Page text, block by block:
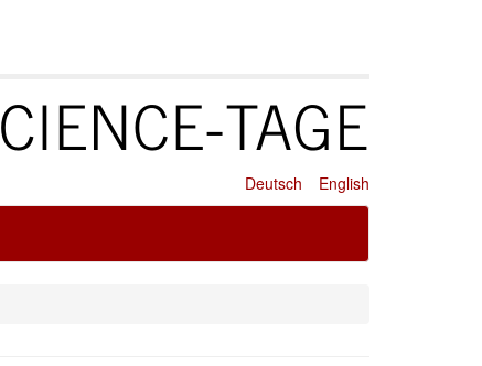
Deutsch English